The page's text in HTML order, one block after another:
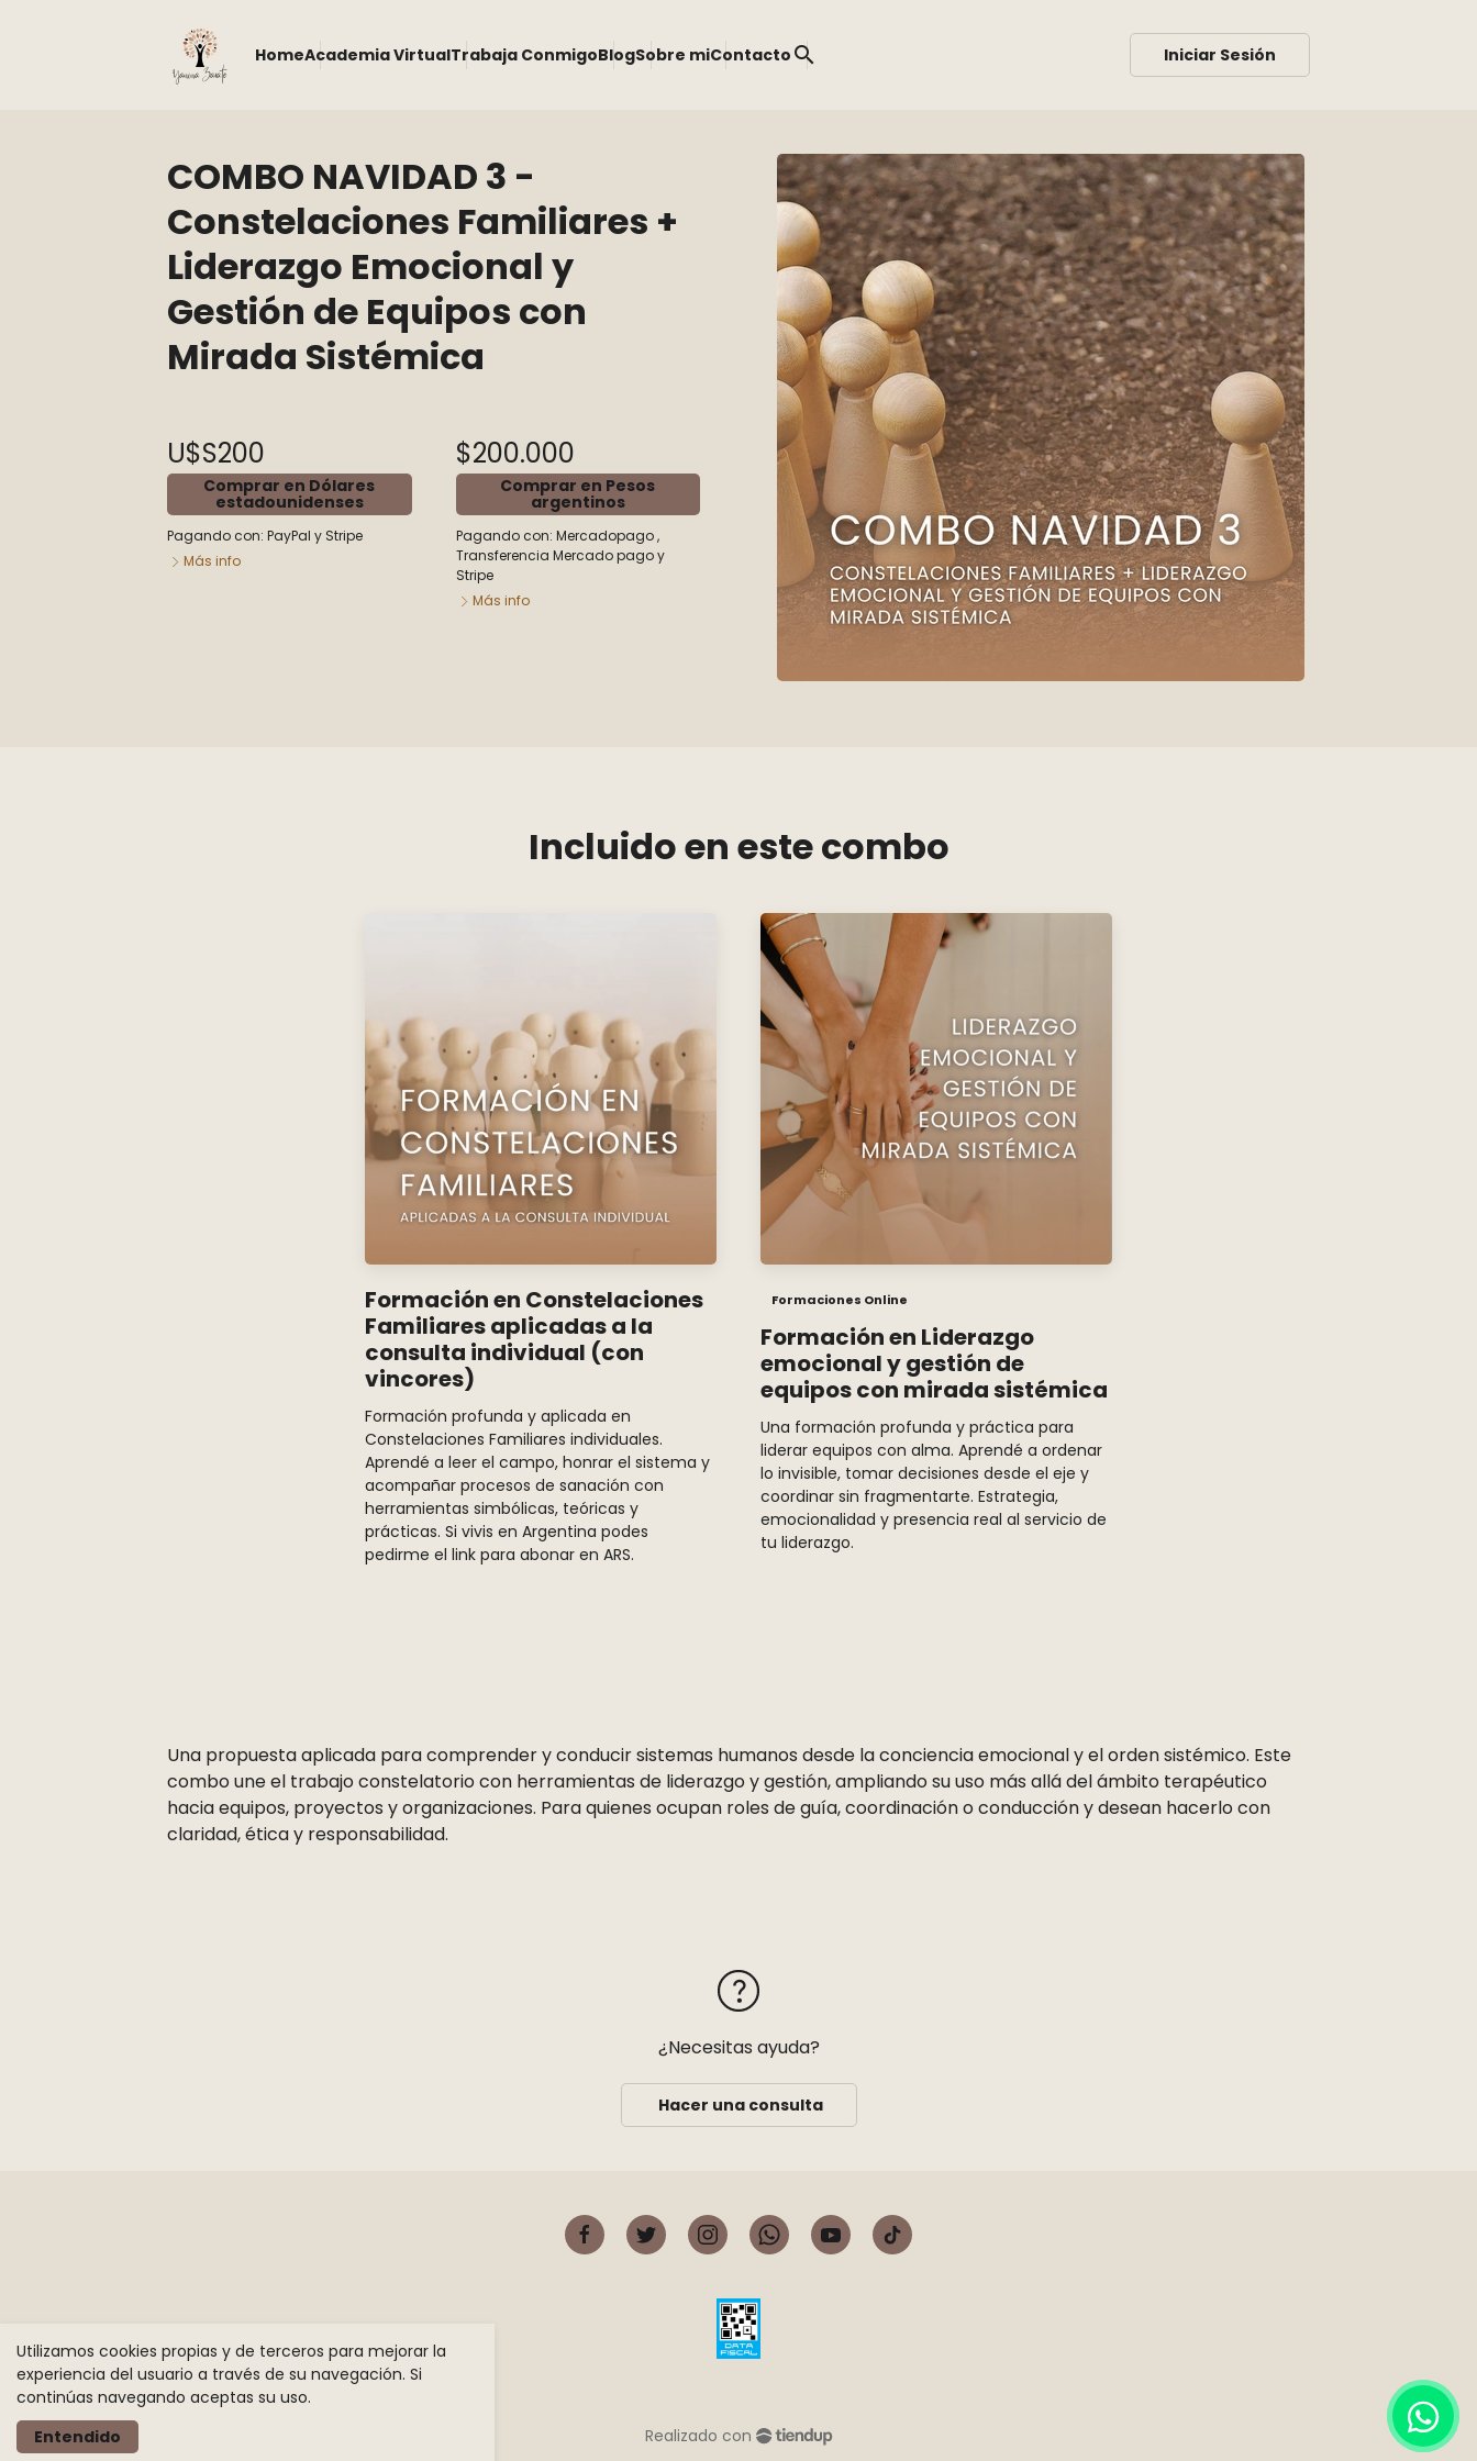
HomeAcademia VirtualTrabaja ConmigoBlogSobre miContacto search Iniciar Sesión
COMBO NAVIDAD 3 -
Constelaciones Familiares +
Liderazgo Emocional y
Gestión de Equipos con
Mirada Sistémica
U$S200
Comprar en Dólares
estadounidenses
Pagando con:PayPal y Stripe
Más info
$200.000
Comprar en Pesos
argentinos
Pagando con: Mercadopago ,
Transferencia Mercado pago y
Stripe
Más info
Incluido en este combo
Formación en Constelaciones
Familiares aplicadas a la
consulta individual (con
vincores)
Formación profunda y aplicada en
Constelaciones Familiares individuales.
Aprendé a leer el campo, honrar el sistema y
acompañar procesos de sanación con
herramientas simbólicas, teóricas y
prácticas. Si vivis en Argentina podes
pedirme el link para abonar en ARS.
Formaciones Online
Formación en Liderazgo
emocional y gestión de
equipos con mirada sistémica
Una formación profunda y práctica para
liderar equipos con alma. Aprendé a ordenar
lo invisible, tomar decisiones desde el eje y
coordinar sin fragmentarte. Estrategia,
emocionalidad y presencia real al servicio de
tu liderazgo.
Una propuesta aplicada para comprender y conducir sistemas humanos desde la conciencia emocional y el orden sistémico. Este
combo une el trabajo constelatorio con herramientas de liderazgo y gestión, ampliando su uso más allá del ámbito terapéutico
hacia equipos, proyectos y organizaciones. Para quienes ocupan roles de guía, coordinación o conducción y desean hacerlo con
claridad, ética y responsabilidad.
¿Necesitas ayuda?
Hacer una consulta
Realizado con
Utilizamos cookies propias y de terceros para mejorar la
experiencia del usuario a través de su navegación. Si
continúas navegando aceptas su uso.
Entendido